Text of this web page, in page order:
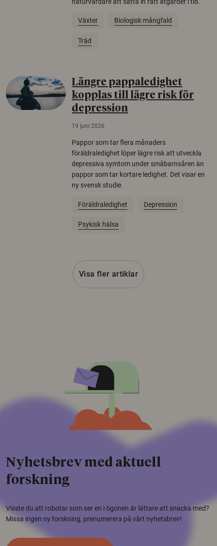
Växter Biologisk mångfald
Träd
Längre pappaledighet
kopplas till lägre risk för
depression
19 juni 2026
Pappor som tar flera månaders
föräldraledighet löper lägre risk att utveckla
depressiva symtom under småbarnsåren än
pappor som tar kortare ledighet. Det visar en
ny svensk studie.
Föräldraledighet Depression
Psykisk hälsa
Visa fler artiklar
Nyhetsbrev med aktuell
forskning
Visste du att robotar som ser en i ögonen är lättare att snacka med?
Missa ingen ny forskning, prenumerera på vårt nyhetsbrev!